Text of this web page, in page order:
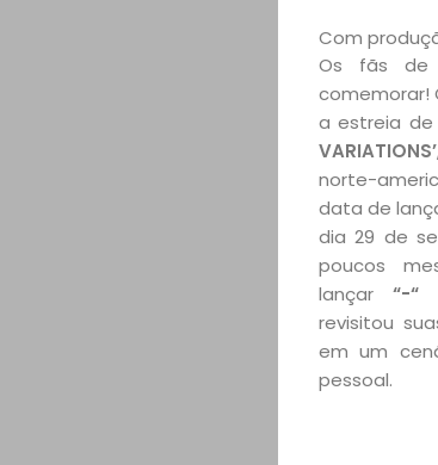
Com
Os fãs de
comemorar!
a estreia de
VARIATIONS’
norte-
data de
dia 29 de
poucos
lançar“-“
revisitou
em um
pessoal.